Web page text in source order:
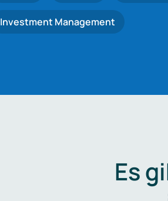
Investment Management
Es